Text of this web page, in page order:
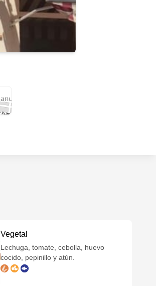
Vegetal
Lechuga, tomate, cebolla, huevo
cocido, pepinillo y atún.